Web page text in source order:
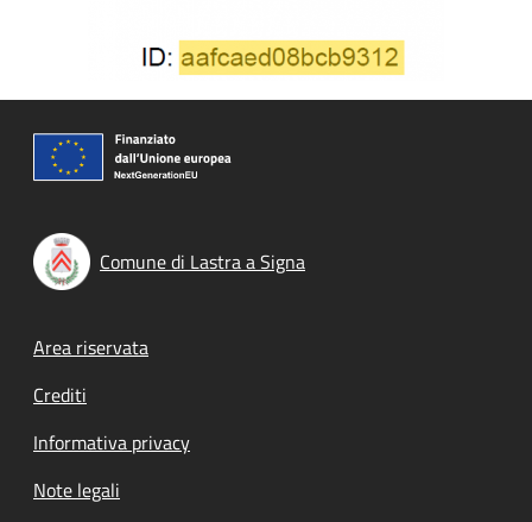
Comune di Lastra a Signa
Footer menu
Area riservata
Crediti
Informativa privacy
Note legali